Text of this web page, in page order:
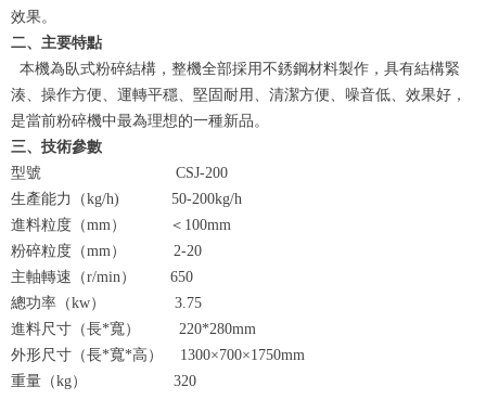
效果。
二、主要特點
本機為臥式粉碎結構，整機全部採用不銹鋼材料製作，具有結構緊
湊、操作方便、運轉平穩、堅固耐用、清潔方便、噪音低、效果好，
是當前粉碎機中最為理想的一種新品。
三、技術參數
型號 CSJ-200
生產能力（kg/h) 50-200kg/h
進料粒度（mm） ＜100mm
粉碎粒度（mm） 2-20
主軸轉速（r/min） 650
總功率（kw） 3.75
進料尺寸（長*寬） 220*280mm
外形尺寸（長*寬*高） 1300×700×1750mm
重量（kg） 320